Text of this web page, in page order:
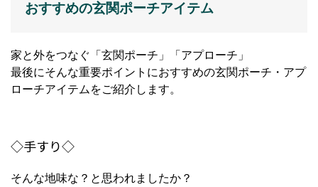
おすすめの玄関ポーチアイテム
家と外をつなぐ「玄関ポーチ」「アプローチ」
最後にそんな重要ポイントにおすすめの玄関ポーチ・アプ
ローチアイテムをご紹介します。
◇手すり◇
そんな地味な？と思われましたか？